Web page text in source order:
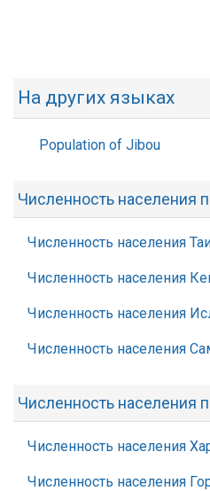
На других языках
Population of Jibou
Численность населения
Численность населения
Численность населения
Численность населения
Численность населения
Численность населения
Численность населения
Численность населения